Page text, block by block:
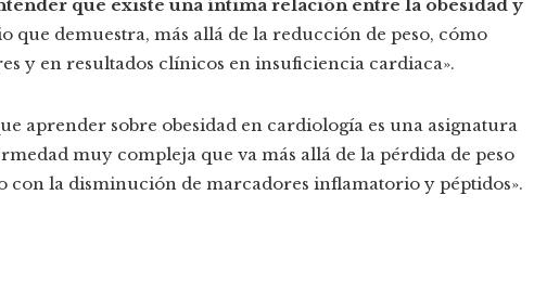
que existe una íntima relación entre la obesidad y
que demuestra, más allá de la reducción de peso, cómo
y en resultados clínicos en insuficiencia cardiaca».
aprender sobre obesidad en cardiología es una asignatura
muy compleja que va más allá de la pérdida de peso
con la disminución de marcadores inflamatorio y péptidos».